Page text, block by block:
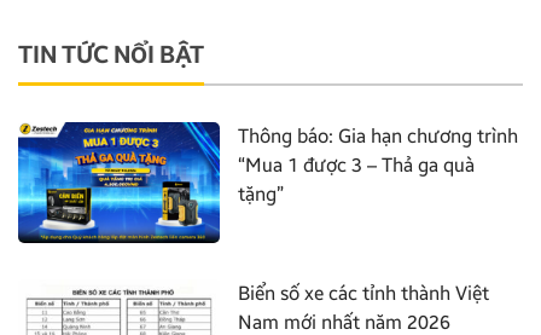
TIN TỨC NỔI BẬT
Thông báo: Gia hạn chương trình
“Mua 1 được 3 – Thả ga quà
tặng”
Biển số xe các tỉnh thành Việt
Nam mới nhất năm 2026